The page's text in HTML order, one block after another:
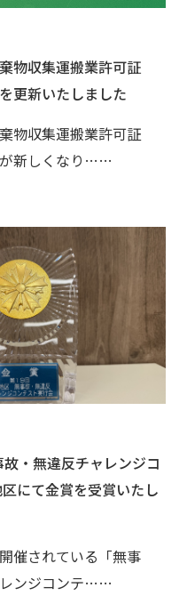
物収集運搬業許可証
更新いたしました
物収集運搬業許可証
が新しくなり……
故・無違反チャレンジコ
にて金賞を受賞いたし
催されている「無事
ンジコンテ……